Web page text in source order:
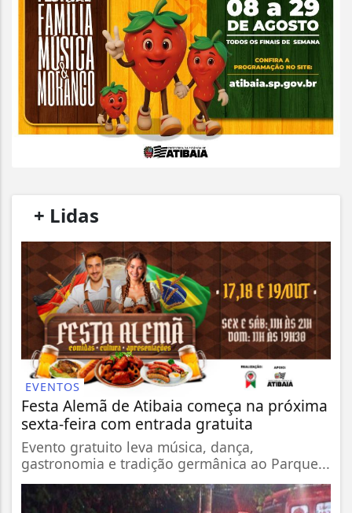
+ Lidas
EVENTOS
Festa Alemã de Atibaia começa na próxima
sexta-feira com entrada gratuita
Evento gratuito leva música, dança,
gastronomia e tradição germânica ao Parque...